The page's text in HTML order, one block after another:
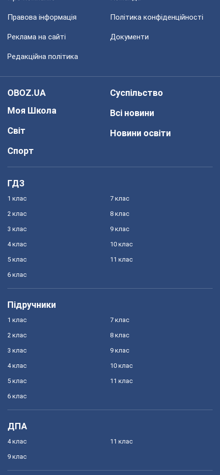
Правова інформація Політика конфіденційності
Реклама на сайті Документи
Редакційна політика
OBOZ.UA
Моя Школа
Світ
Спорт
Суспільство
Всі новини
Новини освіти
ГДЗ
1 клас
2 клас
3 клас
4 клас
5 клас
6 клас
7 клас
8 клас
9 клас
10 клас
11 клас
Підручники
1 клас
2 клас
3 клас
4 клас
5 клас
6 клас
7 клас
8 клас
9 клас
10 клас
11 клас
ДПА
4 клас
9 клас
11 клас